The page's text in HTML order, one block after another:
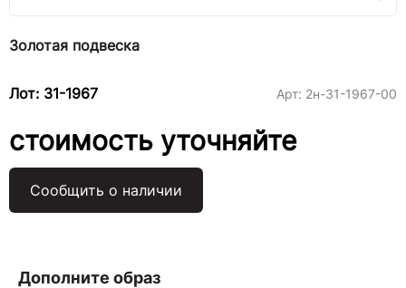
Золотая подвеска
Лот: 31-1967 Арт: 2н-31-1967-00
стоимость уточняйте
Сообщить о наличии
Дополните образ